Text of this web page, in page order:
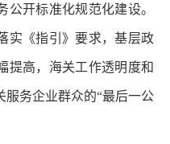
开标准化规范化建设。
实《指引》要求，基层政
提高，海关工作透明度和
务企业群众的“最后一公